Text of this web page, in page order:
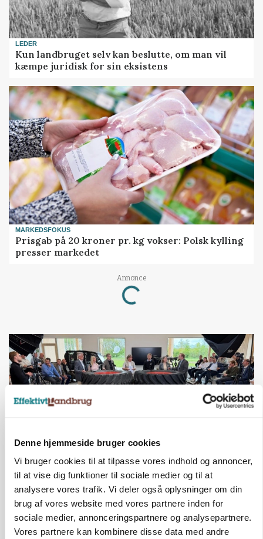
Denne hjemmeside bruger cookies
Vi bruger cookies til at tilpasse vores indhold og annoncer,
til at vise dig funktioner til sociale medier og til at
analysere vores trafik. Vi deler også oplysninger om din
brug af vores website med vores partnere inden for
sociale medier, annonceringspartnere og analysepartnere.
Vores partnere kan kombinere disse data med andre
LEDER
Kun landbruget selv kan beslutte, om man vil
kæmpe juridisk for sin eksistens
MARKEDSFOKUS
Prisgab på 20 kroner pr. kg vokser: Polsk kylling
presser markedet
Annonce
Loading...
BUSINESS
Ejer eller medejer? Nyt tv-format udfordrer
landbrugets ejerstruktur